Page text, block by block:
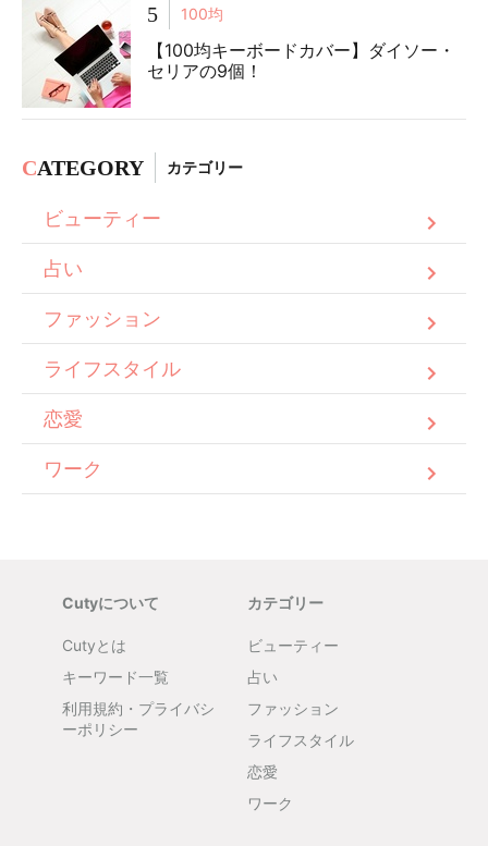
5 100均
【100均キーボードカバー】ダイソー・
セリアの9個！
CATEGORY カテゴリー
ビューティー
占い
ファッション
ライフスタイル
恋愛
ワーク
Cutyについて
Cutyとは
キーワード一覧
利用規約・プライバシ
ーポリシー
カテゴリー
ビューティー
占い
ファッション
ライフスタイル
恋愛
ワーク